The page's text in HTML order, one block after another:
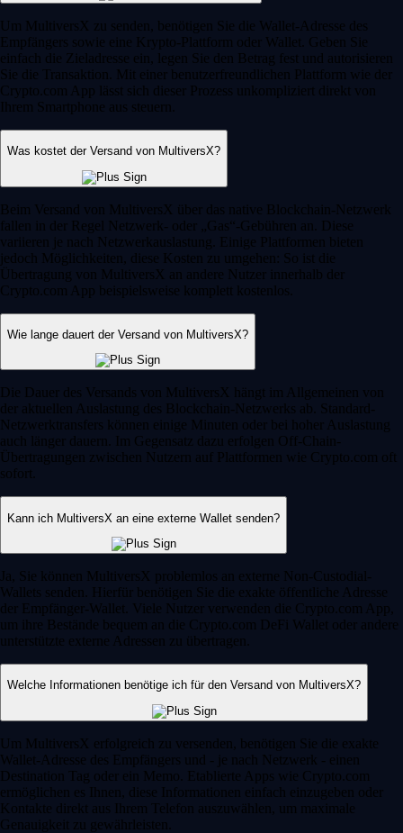
Um MultiversX zu senden, benötigen Sie die Wallet-Adresse des
Empfängers sowie eine Krypto-Plattform oder Wallet. Geben Sie
einfach die Zieladresse ein, legen Sie den Betrag fest und autorisieren
Sie die Transaktion. Mit einer benutzerfreundlichen Plattform wie der
Crypto.com App lässt sich dieser Prozess unkompliziert direkt von
Ihrem Smartphone aus steuern.
Was kostet der Versand von MultiversX?
Beim Versand von MultiversX über das native Blockchain-Netzwerk
fallen in der Regel Netzwerk- oder „Gas“-Gebühren an. Diese
variieren je nach Netzwerkauslastung. Einige Plattformen bieten
jedoch Möglichkeiten, diese Kosten zu umgehen: So ist die
Übertragung von MultiversX an andere Nutzer innerhalb der
Crypto.com App beispielsweise komplett kostenlos.
Wie lange dauert der Versand von MultiversX?
Die Dauer des Versands von MultiversX hängt im Allgemeinen von
der aktuellen Auslastung des Blockchain-Netzwerks ab. Standard-
Netzwerktransfers können einige Minuten oder bei hoher Auslastung
auch länger dauern. Im Gegensatz dazu erfolgen Off-Chain-
Übertragungen zwischen Nutzern auf Plattformen wie Crypto.com oft
sofort.
Kann ich MultiversX an eine externe Wallet senden?
Ja, Sie können MultiversX problemlos an externe Non-Custodial-
Wallets senden. Hierfür benötigen Sie die exakte öffentliche Adresse
der Empfänger-Wallet. Viele Nutzer verwenden die Crypto.com App,
um ihre Bestände bequem an die Crypto.com DeFi Wallet oder andere
unterstützte externe Adressen zu übertragen.
Welche Informationen benötige ich für den Versand von MultiversX?
Um MultiversX erfolgreich zu versenden, benötigen Sie die exakte
Wallet-Adresse des Empfängers und - je nach Netzwerk - einen
Destination Tag oder ein Memo. Etablierte Apps wie Crypto.com
ermöglichen es Ihnen, diese Informationen einfach einzugeben oder
Kontakte direkt aus Ihrem Telefon auszuwählen, um maximale
Genauigkeit zu gewährleisten.